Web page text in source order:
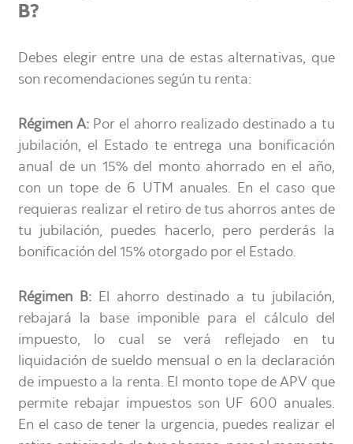
B?
Debes elegir entre una de estas alternativas, que
son recomendaciones según tu renta:
Régimen A: Por el ahorro realizado destinado a tu
jubilación, el Estado te entrega una bonificación
anual de un 15% del monto ahorrado en el año,
con un tope de 6 UTM anuales. En el caso que
requieras realizar el retiro de tus ahorros antes de
tu jubilación, puedes hacerlo, pero perderás la
bonificación del 15% otorgado por el Estado.
Régimen B: El ahorro destinado a tu jubilación,
rebajará la base imponible para el cálculo del
impuesto, lo cual se verá reflejado en tu
liquidación de sueldo mensual o en la declaración
de impuesto a la renta. El monto tope de APV que
permite rebajar impuestos son UF 600 anuales.
En el caso de tener la urgencia, puedes realizar el